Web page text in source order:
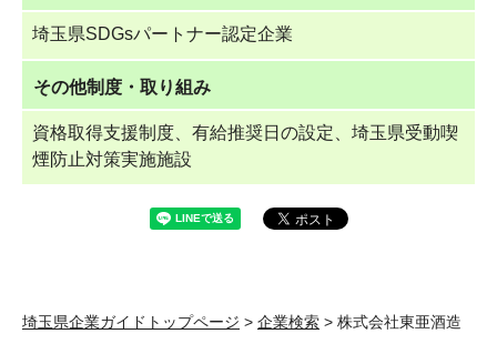
埼玉県SDGsパートナー認定企業
その他制度・取り組み
資格取得支援制度、有給推奨日の設定、埼玉県受動喫
煙防止対策実施施設
埼玉県企業ガイドトップページ > 企業検索 > 株式会社東亜酒造